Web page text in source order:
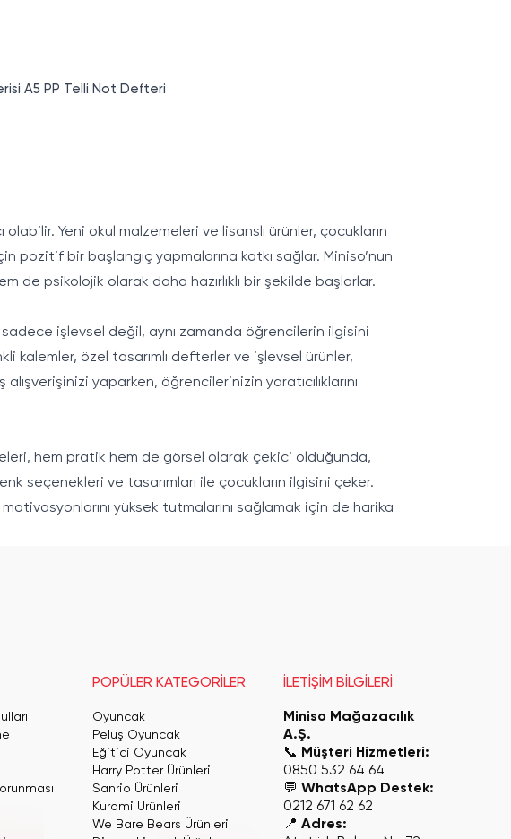
A5 PP Telli Not Defteri
Yeni okul malzemeleri ve lisanslı ürünler, çocukların
pozitif bir başlangıç yapmalarına katkı sağlar. Miniso’nun
de psikolojik olarak daha hazırlıklı bir şekilde başlarlar.
sadece işlevsel değil, aynı zamanda öğrencilerin ilgisini
kalemler, özel tasarımlı defterler ve işlevsel ürünler,
yaparken, öğrencilerinizin yaratıcılıklarını
hem pratik hem de görsel olarak çekici olduğunda,
seçenekleri ve tasarımları ile çocukların ilgisini çeker.
yüksek tutmalarını sağlamak için de harika
POPÜLER KATEGORİLER
Oyuncak
Peluş Oyuncak
Eğitici Oyuncak
Harry Potter Ürünleri
Sanrio Ürünleri
Kuromi Ürünleri
We Bare Bears Ürünleri
İLETİŞİM BİLGİLERİ
Miniso Mağazacılık
A.Ş.
📞 Müşteri Hizmetleri:
0850 532 64 64
💬WhatsApp Destek:
0212 671 62 62
📍Adres: